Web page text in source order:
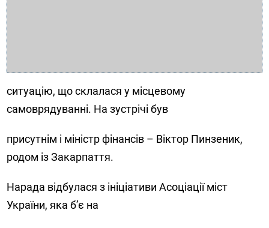
ситуацію, що склалася у місцевому
самоврядуванні. На зустрічі був
присутнім і міністр фінансів – Віктор Пинзеник,
родом із Закарпаття.
Нарада відбулася з ініціативи Асоціації міст
України, яка б’є на